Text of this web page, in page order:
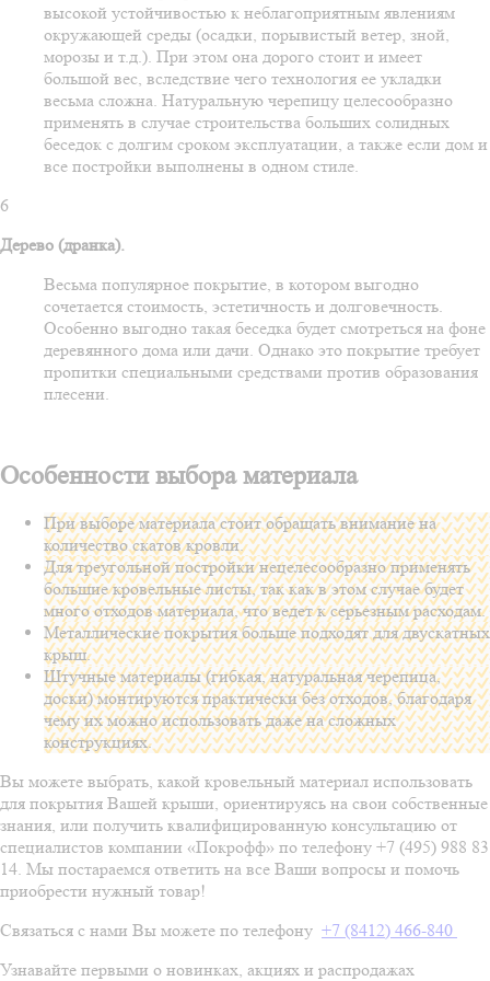
высокой устойчивостью к неблагоприятным явлениям
окружающей среды (осадки, порывистый ветер, зной,
морозы и т.д.). При этом она дорого стоит и имеет
большой вес, вследствие чего технология ее укладки
весьма сложна. Натуральную черепицу целесообразно
применять в случае строительства больших солидных
беседок с долгим сроком эксплуатации, а также если дом и
все постройки выполнены в одном стиле.
6
Дерево (дранка).
Весьма популярное покрытие, в котором выгодно
сочетается стоимость, эстетичность и долговечность.
Особенно выгодно такая беседка будет смотреться на фоне
деревянного дома или дачи. Однако это покрытие требует
пропитки специальными средствами против образования
плесени.
Особенности выбора материала
При выборе материала стоит обращать внимание на
количество скатов кровли.
Для треугольной постройки нецелесообразно применять
большие кровельные листы, так как в этом случае будет
много отходов материала, что ведет к серьезным расходам.
Металлические покрытия больше подходят для двускатных
крыш.
Штучные материалы (гибкая, натуральная черепица,
доски) монтируются практически без отходов, благодаря
чему их можно использовать даже на сложных
конструкциях.
Вы можете выбрать, какой кровельный материал использовать
для покрытия Вашей крыши, ориентируясь на свои собственные
знания, или получить квалифицированную консультацию от
специалистов компании «Покрофф» по телефону +7 (495) 988 83
14. Мы постараемся ответить на все Ваши вопросы и помочь
приобрести нужный товар!
Связаться с нами Вы можете по телефону +7 (8412) 466-840
Узнавайте первыми о новинках, акциях и распродажах